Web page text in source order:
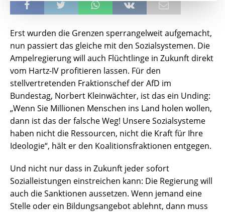
Erst wurden die Grenzen sperrangelweit aufgemacht,
nun passiert das gleiche mit den Sozialsystemen. Die
Ampelregierung will auch Flüchtlinge in Zukunft direkt
vom Hartz-IV profitieren lassen. Für den
stellvertretenden Fraktionschef der AfD im
Bundestag, Norbert Kleinwächter, ist das ein Unding:
„Wenn Sie Millionen Menschen ins Land holen wollen,
dann ist das der falsche Weg! Unsere Sozialsysteme
haben nicht die Ressourcen, nicht die Kraft für Ihre
Ideologie“, hält er den Koalitionsfraktionen entgegen.
Und nicht nur dass in Zukunft jeder sofort
Sozialleistungen einstreichen kann: Die Regierung will
auch die Sanktionen aussetzen. Wenn jemand eine
Stelle oder ein Bildungsangebot ablehnt, dann muss